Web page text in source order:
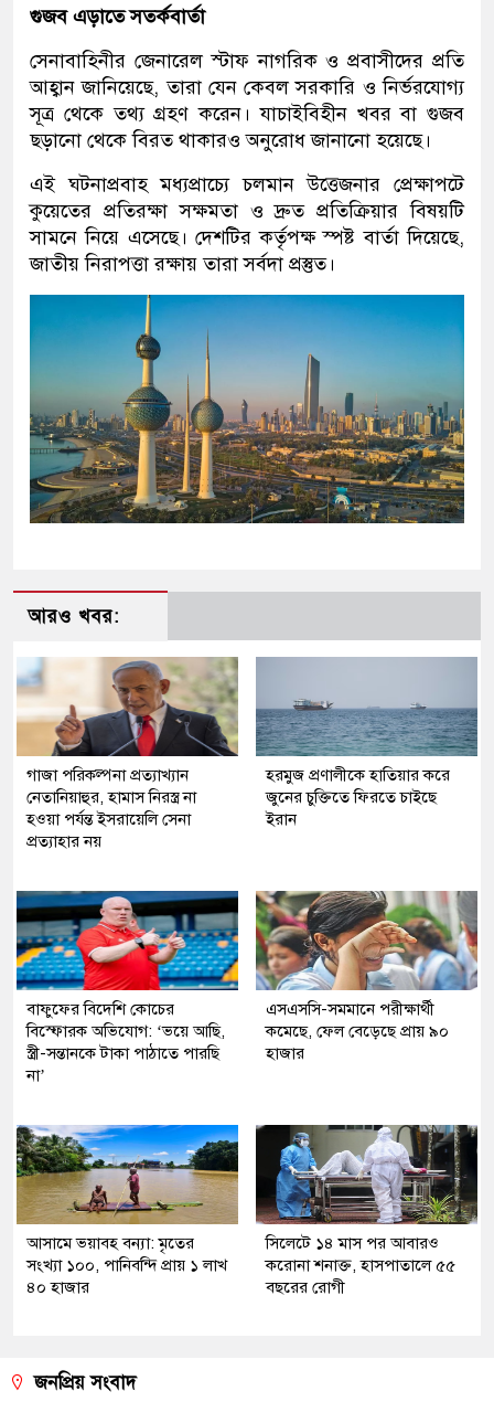
গুজব এড়াতে সতর্কবার্তা
সেনাবাহিনীর জেনারেল স্টাফ নাগরিক ও প্রবাসীদের প্রতি
আহ্বান জানিয়েছে, তারা যেন কেবল সরকারি ও নির্ভরযোগ্য
সূত্র থেকে তথ্য গ্রহণ করেন। যাচাইবিহীন খবর বা গুজব
ছড়ানো থেকে বিরত থাকারও অনুরোধ জানানো হয়েছে।
এই ঘটনাপ্রবাহ মধ্যপ্রাচ্যে চলমান উত্তেজনার প্রেক্ষাপটে
কুয়েতের প্রতিরক্ষা সক্ষমতা ও দ্রুত প্রতিক্রিয়ার বিষয়টি
সামনে নিয়ে এসেছে। দেশটির কর্তৃপক্ষ স্পষ্ট বার্তা দিয়েছে,
জাতীয় নিরাপত্তা রক্ষায় তারা সর্বদা প্রস্তুত।
আরও খবর:
গাজা পরিকল্পনা প্রত্যাখ্যান
নেতানিয়াহুর, হামাস নিরস্ত্র না
হওয়া পর্যন্ত ইসরায়েলি সেনা
প্রত্যাহার নয়
হরমুজ প্রণালীকে হাতিয়ার করে
জুনের চুক্তিতে ফিরতে চাইছে
ইরান
বাফুফের বিদেশি কোচের
বিস্ফোরক অভিযোগ: ‘ভয়ে আছি,
স্ত্রী-সন্তানকে টাকা পাঠাতে পারছি
না’
এসএসসি-সমমানে পরীক্ষার্থী
কমেছে, ফেল বেড়েছে প্রায় ৯০
হাজার
আসামে ভয়াবহ বন্যা: মৃতের
সংখ্যা ১০০, পানিবন্দি প্রায় ১ লাখ
৪০ হাজার
সিলেটে ১৪ মাস পর আবারও
করোনা শনাক্ত, হাসপাতালে ৫৫
বছরের রোগী
জনপ্রিয় সংবাদ